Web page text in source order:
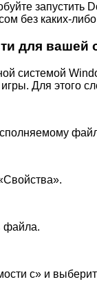
без каких-
для
системой
Для этого
файла.
с» и